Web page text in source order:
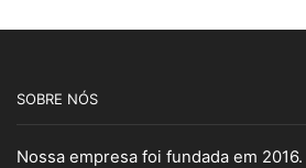
SOBRE NÓS
Nossa empresa foi fundada em